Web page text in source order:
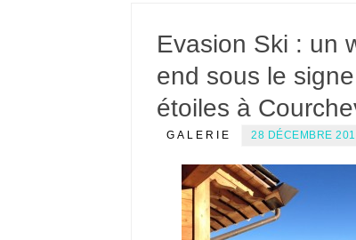
Evasion Ski : un
end sous le
étoiles à
GALERIE 28 DÉCEMBRE